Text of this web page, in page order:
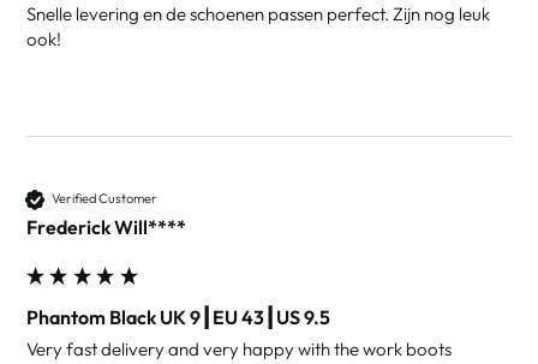
Snelle levering en de schoenen passen perfect. Zijn nog leuk
ook!
Verified Customer
Frederick Will****
Phantom Black UK 9┃EU 43┃US 9.5
Very fast delivery and very happy with the work boots